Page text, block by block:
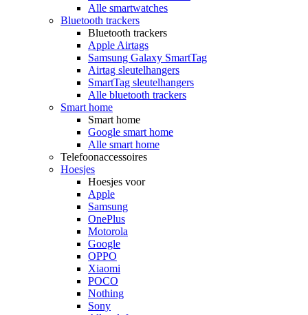
Alle smartwatches
Bluetooth trackers
Bluetooth trackers
Apple Airtags
Samsung Galaxy SmartTag
Airtag sleutelhangers
SmartTag sleutelhangers
Alle bluetooth trackers
Smart home
Smart home
Google smart home
Alle smart home
Telefoonaccessoires
Hoesjes
Hoesjes voor
Apple
Samsung
OnePlus
Motorola
Google
OPPO
Xiaomi
POCO
Nothing
Sony